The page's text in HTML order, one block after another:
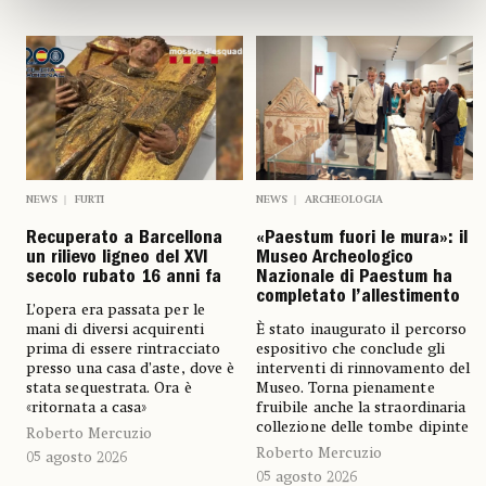
NEWS FURTI
Recuperato a Barcellona
un rilievo ligneo del XVI
secolo rubato 16 anni fa
L’opera era passata per le
mani di diversi acquirenti
prima di essere rintracciato
presso una casa d’aste, dove è
stata sequestrata. Ora è
«ritornata a casa»
Roberto Mercuzio
05 agosto 2026
NEWS ARCHEOLOGIA
«Paestum fuori le mura»: il
Museo Archeologico
Nazionale di Paestum ha
completato l’allestimento
È stato inaugurato il percorso
espositivo che conclude gli
interventi di rinnovamento del
Museo. Torna pienamente
fruibile anche la straordinaria
collezione delle tombe dipinte
Roberto Mercuzio
05 agosto 2026